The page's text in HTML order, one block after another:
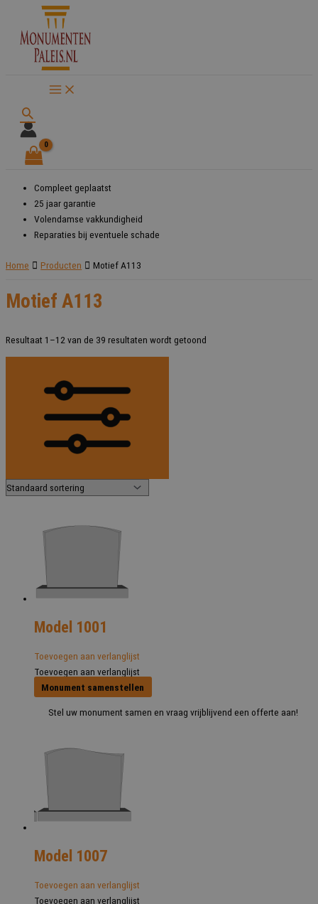
naar
Zoeken
Compleet geplaatst
25 jaar garantie
Volendamse vakkundigheid
Reparaties bij eventuele schade
Home Producten Motief A113
Motief A113
Resultaat 1–12 van de 39 resultaten wordt getoond
Model 1001
Toevoegen aan verlanglijst
Toevoegen aan verlanglijst
Monument samenstellen
Stel uw monument samen en vraag vrijblijvend een offerte aan!
Model 1007
Toevoegen aan verlanglijst
Toevoegen aan verlanglijst